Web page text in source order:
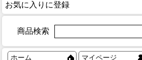
お気に入りに登録
商品検索
ホーム マイページ